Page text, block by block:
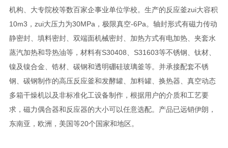
机构、大专院校等数百家企事业单位学校。生产的反应釜zui大容积
10m3，zui大压力为30MPa，极限真空-6Pa。轴封形式有磁力传动
静密封、填料密封、双端面机械密封、加热方式有电加热、夹套水
蒸汽加热和导热油等，材料有S30408、S31603等不锈钢、钛材、
镍及镍合金、锆材、碳钢和透明硼硅玻璃釜等。并承接配套不锈
钢、碳钢制作的高压反应釜和发酵罐、加料罐、换热器、真空动态
多箱干燥机以及非标准化工设备制作，根据用户的介质和工艺要
求，磁力偶合器和反应器的大小可以任意选配。产品已远销伊朗，
东南亚，欧洲，美国等20个国家和地区。